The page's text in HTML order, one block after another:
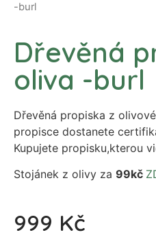
-burl
Dřevěná
oliva -burl
Dřevěná propiska z
propisce dostanete
Kupujete propisku,kterou
Stojánek z olivy za 99kč
999 Kč